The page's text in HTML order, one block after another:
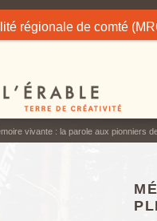
régionale de comté
vivante : la parole aux pionniers